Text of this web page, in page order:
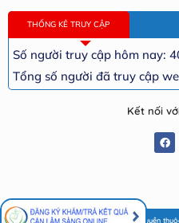
THỐNG KÊ TRUY CẬP
Số người truy cập hôm nay:
Tổng số người đã truy cập
Kết nối
© Copyright 2022| Bản quyền